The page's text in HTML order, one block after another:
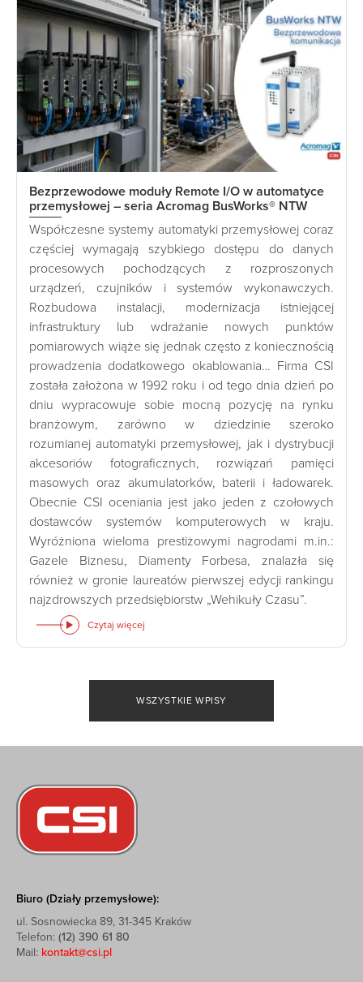
Bezprzewodowe moduły Remote I/O w automatyce
przemysłowej – seria Acromag BusWorks® NTW
Współczesne systemy automatyki przemysłowej coraz
częściej wymagają szybkiego dostępu do danych
procesowych pochodzących z rozproszonych
urządzeń, czujników i systemów wykonawczych.
Rozbudowa instalacji, modernizacja istniejącej
infrastruktury lub wdrażanie nowych punktów
pomiarowych wiąże się jednak często z koniecznością
prowadzenia dodatkowego okablowania… Firma CSI
została założona w 1992 roku i od tego dnia dzień po
dniu wypracowuje sobie mocną pozycję na rynku
branżowym, zarówno w dziedzinie szeroko
rozumianej automatyki przemysłowej, jak i dystrybucji
akcesoriów fotograficznych, rozwiązań pamięci
masowych oraz akumulatorków, baterii i ładowarek.
Obecnie CSI oceniania jest jako jeden z czołowych
dostawców systemów komputerowych w kraju.
Wyróżniona wieloma prestiżowymi nagrodami m.in.:
Gazele Biznesu, Diamenty Forbesa, znalazła się
również w gronie laureatów pierwszej edycji rankingu
najzdrowszych przedsiębiorstw „Wehikuły Czasu”.
Czytaj więcej
WSZYSTKIE WPISY
Biuro (Działy przemysłowe):
ul. Sosnowiecka 89, 31-345 Kraków
Telefon: (12) 390 61 80
Mail: kontakt@csi.pl